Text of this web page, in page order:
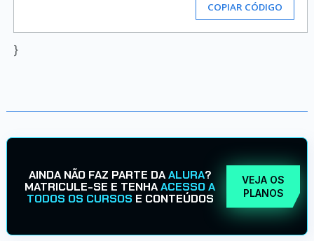
COPIAR CÓDIGO
}
AINDA NÃO FAZ PARTE DAALURA?
MATRICULE-SE E TENHAACESSO A
TODOS OS CURSOS E CONTEÚDOS
VEJA OS
PLANOS